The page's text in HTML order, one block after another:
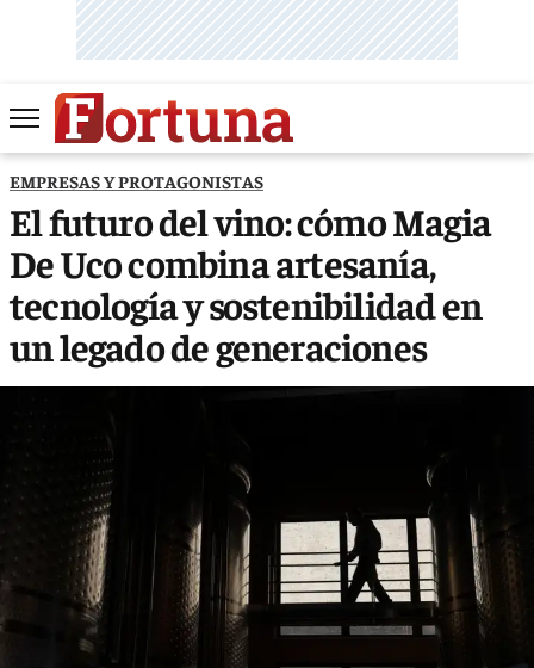
EMPRESAS Y PROTAGONISTAS
El futuro del vino: cómo Magia
De Uco combina artesanía,
tecnología y sostenibilidad en
un legado de generaciones